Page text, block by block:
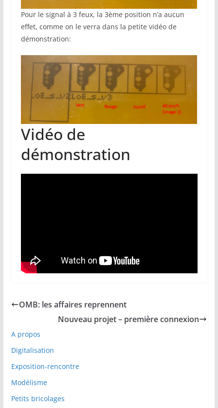
Pour le signal à 3 feux, la 3ème position n’a aucun
effet, comme on le verra dans la petite vidéo de
démonstration:
Vidéo de
démonstration
OMB: les affaires reprennent
Nouveau projet – première connexion
A propos
Digitalisation
Exposition-rencontre
Modélisme
Petits bricolages